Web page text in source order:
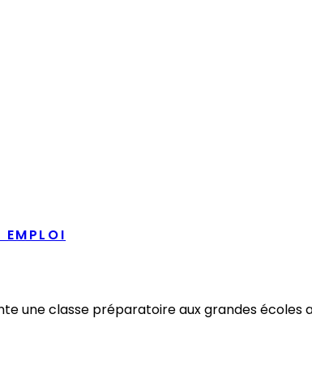
une classe préparatoire aux grandes